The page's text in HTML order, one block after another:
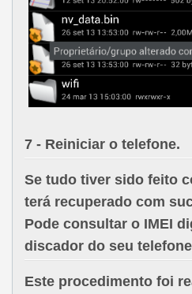
7 -Reiniciar o telefone.
Se tudo tiver sido feito
terá recuperado com
Pode consultar o IMEI
discador do seu
Este procedimento foi